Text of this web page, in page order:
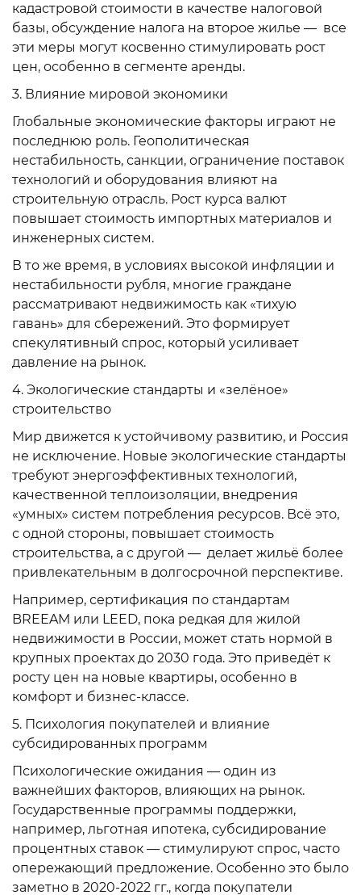
кадастровой стоимости в качестве налоговой
базы, обсуждение налога на второе жилье — все
эти меры могут косвенно стимулировать рост
цен, особенно в сегменте аренды.
3. Влияние мировой экономики
Глобальные экономические факторы играют не
последнюю роль. Геополитическая
нестабильность, санкции, ограничение поставок
технологий и оборудования влияют на
строительную отрасль. Рост курса валют
повышает стоимость импортных материалов и
инженерных систем.
В то же время, в условиях высокой инфляции и
нестабильности рубля, многие граждане
рассматривают недвижимость как «тихую
гавань» для сбережений. Это формирует
спекулятивный спрос, который усиливает
давление на рынок.
4. Экологические стандарты и «зелёное»
строительство
Мир движется к устойчивому развитию, и Россия
не исключение. Новые экологические стандарты
требуют энергоэффективных технологий,
качественной теплоизоляции, внедрения
«умных» систем потребления ресурсов. Всё это,
с одной стороны, повышает стоимость
строительства, а с другой — делает жильё более
привлекательным в долгосрочной перспективе.
Например, сертификация по стандартам
BREEAM или LEED, пока редкая для жилой
недвижимости в России, может стать нормой в
крупных проектах до 2030 года. Это приведёт к
росту цен на новые квартиры, особенно в
комфорт и бизнес-классе.
5. Психология покупателей и влияние
субсидированных программ
Психологические ожидания — один из
важнейших факторов, влияющих на рынок.
Государственные программы поддержки,
например, льготная ипотека, субсидирование
процентных ставок — стимулируют спрос, часто
опережающий предложение. Особенно это было
заметно в 2020-2022 гг., когда покупатели